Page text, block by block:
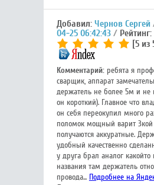
Добавил: Чернов Сергей
04-25 06:42:43
Рейтинг:
[5 из
Комментарий:ребята я
сварщик, аппарат
держатель не более 5м и не
он короткий). Главное что
он себя переокупил много
поломок мощный варит 3кой
получаются аккуратные.
удобный качественно
у друга брал аналог
названия там держатель
провода... Подробнее на